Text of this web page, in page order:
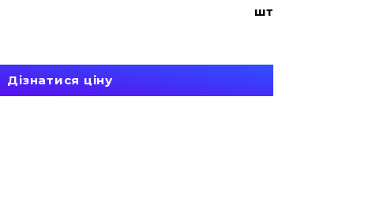
шт
Дізнатися ціну